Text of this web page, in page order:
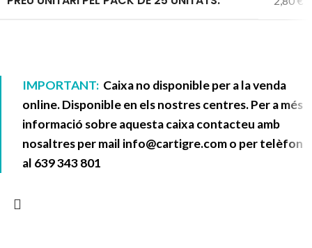
IMPORTANT: Caixa no disponible per a la venda
online. Disponible en els nostres centres. Per a més
informació sobre aquesta caixa contacteu amb
nosaltres per mail info@cartigre.como per telèfon
al 639 343 801